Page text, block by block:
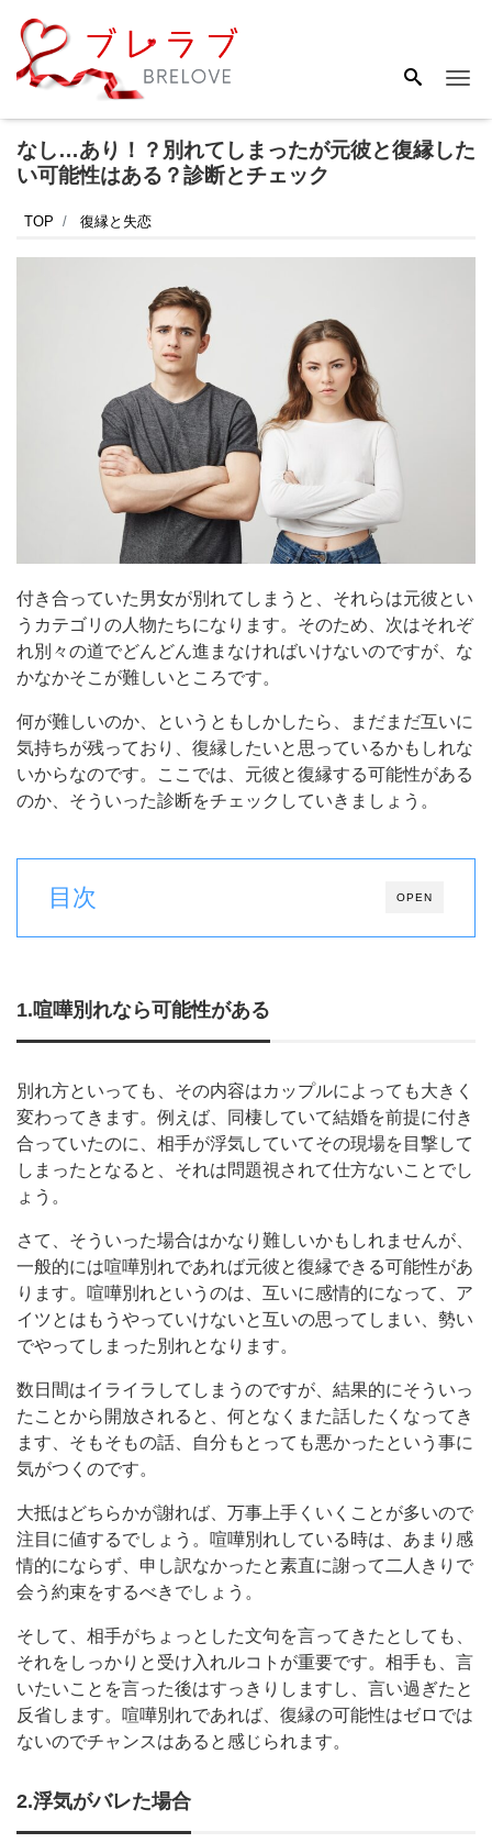
なし…あり！？別れてしまったが元彼と復縁した
い可能性はある？診断とチェック
TOP 復縁と失恋
付き合っていた男女が別れてしまうと、それらは元彼とい
うカテゴリの人物たちになります。そのため、次はそれぞ
れ別々の道でどんどん進まなければいけないのですが、な
かなかそこが難しいところです。
何が難しいのか、というともしかしたら、まだまだ互いに
気持ちが残っており、復縁したいと思っているかもしれな
いからなのです。ここでは、元彼と復縁する可能性がある
のか、そういった診断をチェックしていきましょう。
OPEN
目次
1.喧嘩別れなら可能性がある
別れ方といっても、その内容はカップルによっても大きく
変わってきます。例えば、同棲していて結婚を前提に付き
合っていたのに、相手が浮気していてその現場を目撃して
しまったとなると、それは問題視されて仕方ないことでし
ょう。
さて、そういった場合はかなり難しいかもしれませんが、
一般的には喧嘩別れであれば元彼と復縁できる可能性があ
ります。喧嘩別れというのは、互いに感情的になって、ア
イツとはもうやっていけないと互いの思ってしまい、勢い
でやってしまった別れとなります。
数日間はイライラしてしまうのですが、結果的にそういっ
たことから開放されると、何となくまた話したくなってき
ます、そもそもの話、自分もとっても悪かったという事に
気がつくのです。
大抵はどちらかが謝れば、万事上手くいくことが多いので
注目に値するでしょう。喧嘩別れしている時は、あまり感
情的にならず、申し訳なかったと素直に謝って二人きりで
会う約束をするべきでしょう。
そして、相手がちょっとした文句を言ってきたとしても、
それをしっかりと受け入れルコトが重要です。相手も、言
いたいことを言った後はすっきりしますし、言い過ぎたと
反省します。喧嘩別れであれば、復縁の可能性はゼロでは
ないのでチャンスはあると感じられます。
2.浮気がバレた場合